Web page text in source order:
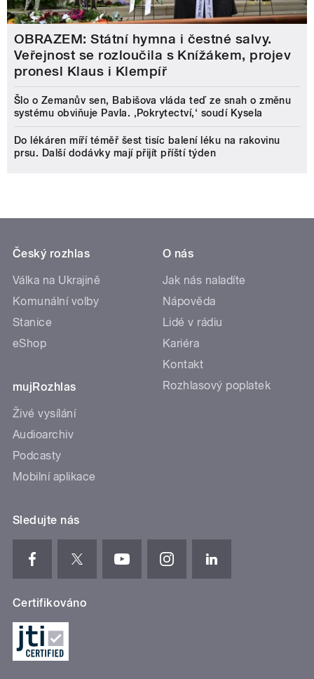
OBRAZEM: Státní hymna i čestné salvy.
Veřejnost se rozloučila s Knížákem, projev
pronesl Klaus i Klempíř
Šlo o Zemanův sen, Babišova vláda teď ze snah o změnu
systému obviňuje Pavla. ‚Pokrytectví,‘ soudí Kysela
Do lékáren míří téměř šest tisíc balení léku na rakovinu
prsu. Další dodávky mají přijít příští týden
Český rozhlas
Válka na Ukrajině
Komunální volby
Stanice
eShop
mujRozhlas
Živé vysílání
Audioarchiv
Podcasty
Mobilní aplikace
O nás
Jak nás naladíte
Nápověda
Lidé v rádiu
Kariéra
Kontakt
Rozhlasový poplatek
Sledujte nás
Certifikováno